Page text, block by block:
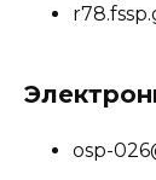
osp-